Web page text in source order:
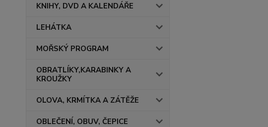
KNIHY, DVD A KALENDÁŘE
LEHÁTKA
MOŘSKÝ PROGRAM
OBRATLÍKY,KARABINKY A
KROUŽKY
OLOVA, KRMÍTKA A ZÁTĚŽE
OBLEČENÍ, OBUV, ČEPICE